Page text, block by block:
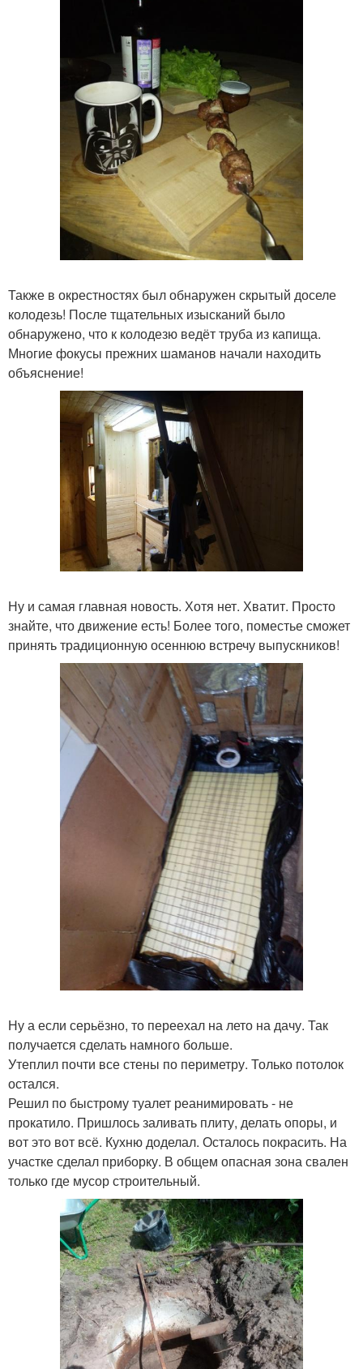
Также в окрестностях был обнаружен скрытый доселе
колодезь! После тщательных изысканий было
обнаружено, что к колодезю ведёт труба из капища.
Многие фокусы прежних шаманов начали находить
объяснение!
Ну и самая главная новость. Хотя нет. Хватит. Просто
знайте, что движение есть! Более того, поместье сможет
принять традиционную осеннюю встречу выпускников!
Ну а если серьёзно, то переехал на лето на дачу. Так
получается сделать намного больше.
Утеплил почти все стены по периметру. Только потолок
остался.
Решил по быстрому туалет реанимировать - не
прокатило. Пришлось заливать плиту, делать опоры, и
вот это вот всё. Кухню доделал. Осталось покрасить. На
участке сделал приборку. В общем опасная зона свален
только где мусор строительный.